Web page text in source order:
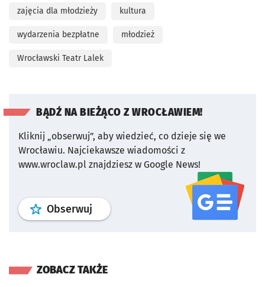
zajęcia dla młodzieży kultura
wydarzenia bezpłatne młodzież
Wrocławski Teatr Lalek
BĄDŹ NA BIEŻĄCO Z WROCŁAWIEM!
Kliknij „obserwuj”, aby wiedzieć, co dzieje się we
Wrocławiu. Najciekawsze wiadomości z
www.wroclaw.pl znajdziesz w Google News!
Obserwuj profil serwisu
ZOBACZ TAKŻE